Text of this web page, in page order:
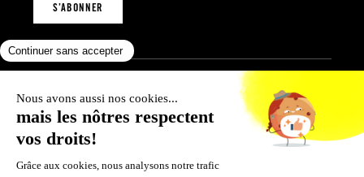
S’ABONNER
Mentions légales
Politique de confidentialité
Politique des cookies
Conditions générales de vente